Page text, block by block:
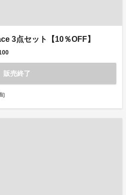
3点セット【10％OFF】
販売終了